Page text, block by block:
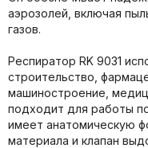
аэрозолей, включая
газов.
Респиратор RK 9031
строительство,
машиностроение,
подходит для работы
имеет анатомическую
материала и клапан